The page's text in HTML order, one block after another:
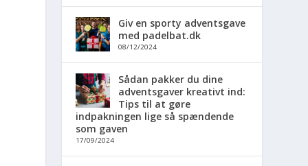
Giv en sporty adventsgave
med padelbat.dk
08/12/2024
Sådan pakker du dine
adventsgaver kreativt ind:
Tips til at gøre
indpakningen lige så spændende
som gaven
17/09/2024